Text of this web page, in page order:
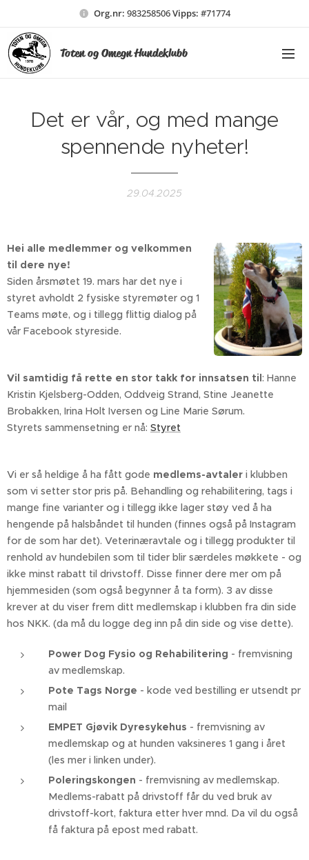
Org.nr: 983258506Vipps: #71774
Toten og Omegn Hundeklubb
Det er vår, og med mange
spennende nyheter!
29.04.2025
Hei alle medlemmer og velkommen
til dere nye!
Siden årsmøtet 19. mars har det nye i
styret avholdt 2 fysiske styremøter og 1
Teams møte, og i tillegg flittig dialog på
vår Facebook styreside.
Vil samtidig få rette en stor takk for innsatsen til: Hanne
Kristin Kjelsberg-Odden, Oddveig Strand, Stine Jeanette
Brobakken, Irina Holt Iversen og Line Marie Sørum.
Styrets sammensetning er nå: Styret
Vi er så heldige å ha fått gode medlems-avtaler i klubben
som vi setter stor pris på. Behandling og rehabilitering, tags i
mange fine varianter og i tillegg ikke lager støy ved å ha
hengende på halsbåndet til hunden (finnes også på Instagram
for de som har det). Veterinæravtale og i tillegg produkter til
renhold av hundebilen som til tider blir særdeles møkkete - og
ikke minst rabatt til drivstoff. Disse finner dere mer om på
hjemmesiden (som også begynner å ta form). 3 av disse
krever at du viser frem ditt medlemskap i klubben fra din side
hos NKK. (da må du logge deg inn på din side og vise dette).
Power Dog Fysio og Rehabilitering - fremvisning
av medlemskap.
Pote Tags Norge - kode ved bestilling er utsendt pr
mail
EMPET Gjøvik Dyresykehus - fremvisning av
medlemskap og at hunden vaksineres 1 gang i året
(les mer i linken under).
Poleringskongen - fremvisning av medlemskap.
Medlems-rabatt på drivstoff får du ved bruk av
drivstoff-kort, faktura etter hver mnd. Da vil du også
få faktura på epost med rabatt.